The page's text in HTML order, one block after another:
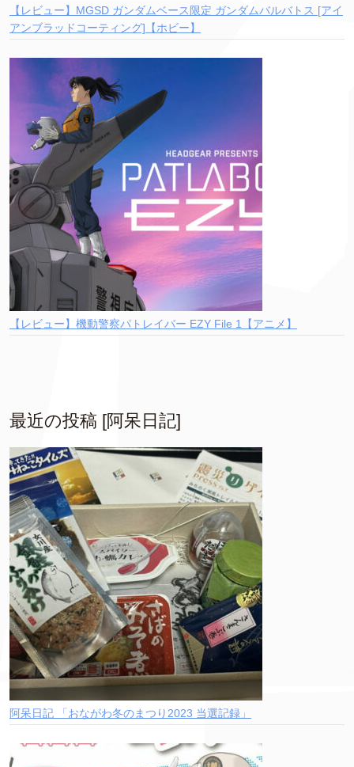
【レビュー】MGSD ガンダムベース限定 ガンダムバルバトス [アイ
アンブラッドコーティング]【ホビー】
【レビュー】機動警察パトレイバー EZY File 1【アニメ】
最近の投稿 [阿呆日記]
阿呆日記 「おながわ冬のまつり2023 当選記録」